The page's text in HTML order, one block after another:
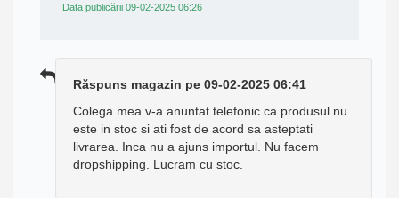
Data publicării 09-02-2025 06:26
Răspuns magazin pe 09-02-2025 06:41
Colega mea v-a anuntat telefonic ca produsul nu
este in stoc si ati fost de acord sa asteptati
livrarea. Inca nu a ajuns importul. Nu facem
dropshipping. Lucram cu stoc.